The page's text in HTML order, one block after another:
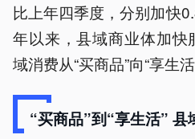
比上年四季度，分别加快
年以来，县域商业体加
域消费从“买商品”向“享生活
“买商品”到“享生活”